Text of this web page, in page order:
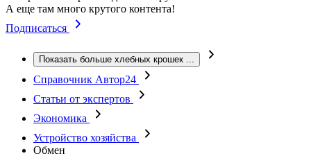
А еще там много крутого контента!
Подписаться
Показать больше хлебных крошек ...
Справочник Автор24
Статьи от экспертов
Экономика
Устройство хозяйства
Обмен